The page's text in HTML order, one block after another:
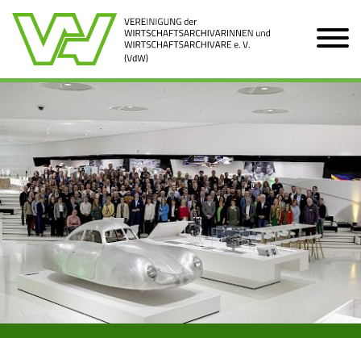
Zum Hauptinhalt der Seite